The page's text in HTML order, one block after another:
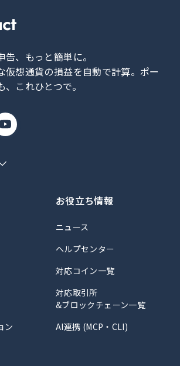
、もっと簡単に。
想通貨の損益を自動で計算。 ポー
これひとつで。
ン
お役立ち情報
ニュース
ヘルプセンター
対応コイン一覧
対応取引所
&ブロックチェーン一覧
AI連携 (MCP・CLI)